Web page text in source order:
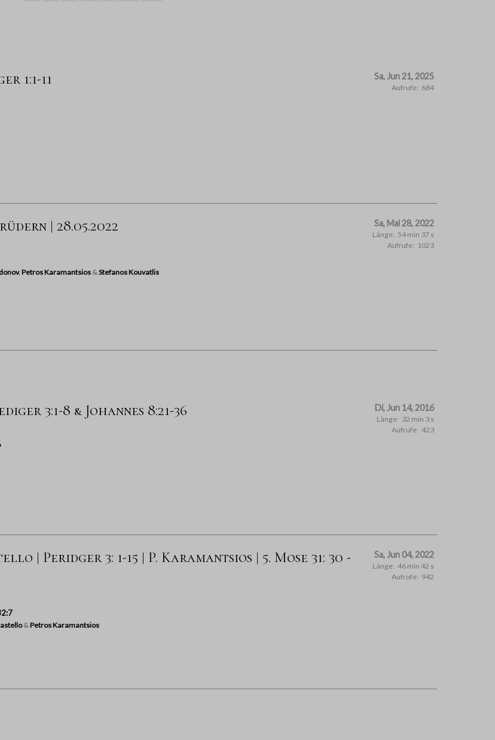
Sa, Jun 21, 2025
Aufrufe: 684
1:1-11
Sa, Mai 28, 2022
Länge: 54 min 37 s
Aufrufe: 1023
| 28.05.2022
,Petros Karamantsios &Stefanos Kouvatlis
Di, Jun 14, 2016
Länge: 32 min 3 s
Aufrufe: 423
3:1-8 & Johannes 8:21-36
Sa, Jun 04, 2022
Länge: 46 min 42 s
Aufrufe: 942
| Peridger 3: 1-15 | P. Karamantsios | 5. Mose 31: 30 -
&Petros Karamantsios